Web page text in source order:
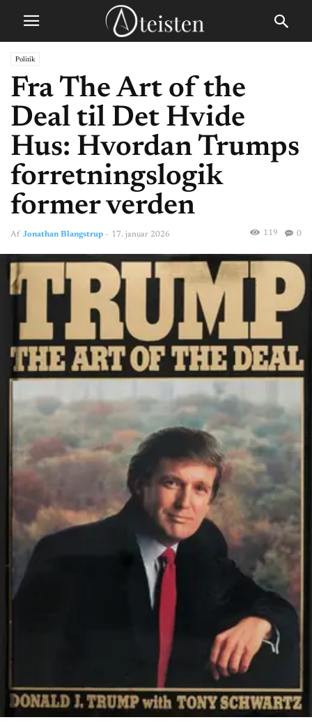
Politik
Fra The Art of the
Deal til Det Hvide
Hus: Hvordan Trumps
forretningslogik
former verden
Af Jonathan Blangstrup - 17. januar 2026 0
119